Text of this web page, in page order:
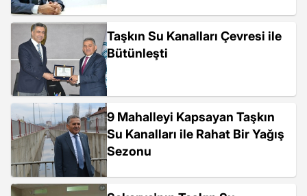
Taşkın Su Kanalları Çevresi ile
Bütünleşti
9 Mahalleyi Kapsayan Taşkın
Su Kanalları ile Rahat Bir Yağış
Sezonu